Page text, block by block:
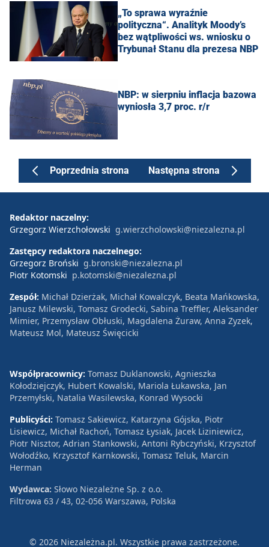
„To sprawa wyraźnie
polityczna“. Analityk Moody’s
bez wątpliwości ws. wniosku o
Trybunał Stanu dla prezesa NBP
NBP: w sierpniu inflacja bazowa
wyniosła 3,7 proc. r/r
Poprzednia strona Następna strona
Redaktor naczelny:
Grzegorz Wierzchołowski g.wierzcholowski@niezalezna.pl
Zastępcy redaktora naczelnego:
Grzegorz Broński g.bronski@niezalezna.pl
Piotr Kotomski p.kotomski@niezalezna.pl
Zespół: Michał Dzierżak, Michał Kowalczyk, Beata Mańkowska,
Janusz Milewski, Tomasz Grodecki, Sabina Treffler, Aleksander
Mimier, Przemysław Obłuski, Magdalena Żuraw, Anna Zyzek,
Mateusz Mol, Mateusz Święcicki
Współpracownicy: Tomasz Duklanowski, Agnieszka
Kołodziejczyk, Hubert Kowalski, Mariola Łukawska, Jan
Przemyłski, Natalia Wasilewska, Konrad Wysocki
Publicyści: Tomasz Sakiewicz, Katarzyna Gójska, Piotr
Lisiewicz, Michał Rachoń, Tomasz Łysiak, Jacek Liziniewicz,
Piotr Nisztor, Adrian Stankowski, Antoni Rybczyński, Krzysztof
Wołodźko, Krzysztof Karnkowski, Tomasz Teluk, Marcin
Herman
Wydawca: Słowo Niezależne Sp. z o.o.
Filtrowa 63 / 43, 02-056 Warszawa, Polska
© 2026 Niezależna.pl. Wszystkie prawa zastrzeżone.